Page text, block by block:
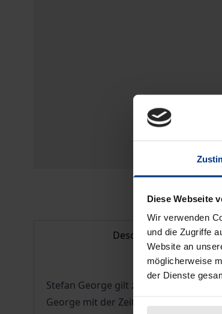
Diese Webseite
Wir verwenden
und die Zugriffe
Website an
möglicherweise
der Dienste
Description
Stefan George gilt zu Recht als
George mit der Zeitschrift seiner